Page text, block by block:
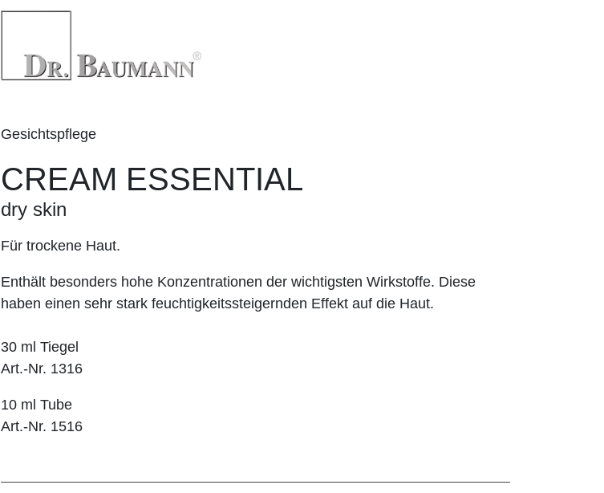
Gesichtspflege
CREAM ESSENTIAL
dry skin
Für trockene Haut.
Enthält besonders hohe Konzentrationen der wichtigsten Wirkstoffe. Diese
haben einen sehr stark feuchtigkeitssteigernden Effekt auf die Haut.
30 ml Tiegel
Art.-Nr. 1316
10 ml Tube
Art.-Nr. 1516